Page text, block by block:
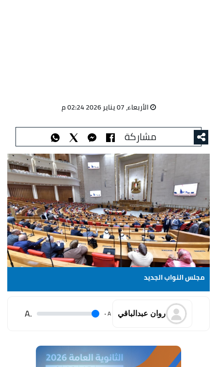
الأربعاء، 07 يناير 2026 02:24 م
مشاركة
مجلس النواب الجديد
روان عبدالباقي A
.
.A